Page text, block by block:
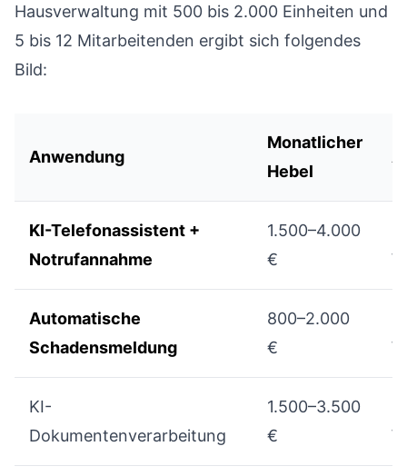
Hausverwaltung mit 500 bis 2.000 Einheiten und
5 bis 12 Mitarbeitenden ergibt sich folgendes
Bild:
Anwendung
Monatlicher
Hebel
KI-Telefonassistent +
Notrufannahme
1.500–4.000
€
Automatische
Schadensmeldung
800–2.000
€
KI-
Dokumentenverarbeitung
1.500–3.500
€